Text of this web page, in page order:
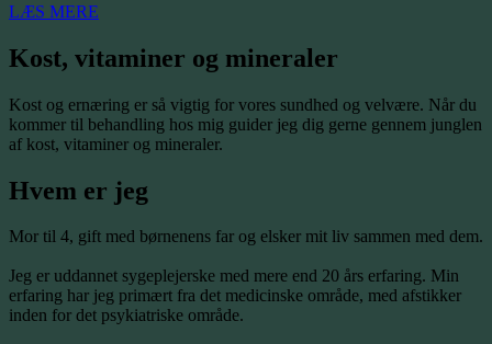
LÆS MERE
Kost, vitaminer og mineraler
Kost og ernæring er så vigtig for vores sundhed og velvære. Når du
kommer til behandling hos mig guider jeg dig gerne gennem junglen
af kost, vitaminer og mineraler.
Hvem er jeg
Mor til 4, gift med børnenens far og elsker mit liv sammen med dem.
Jeg er uddannet sygeplejerske med mere end 20 års erfaring. Min
erfaring har jeg primært fra det medicinske område, med afstikker
inden for det psykiatriske område.